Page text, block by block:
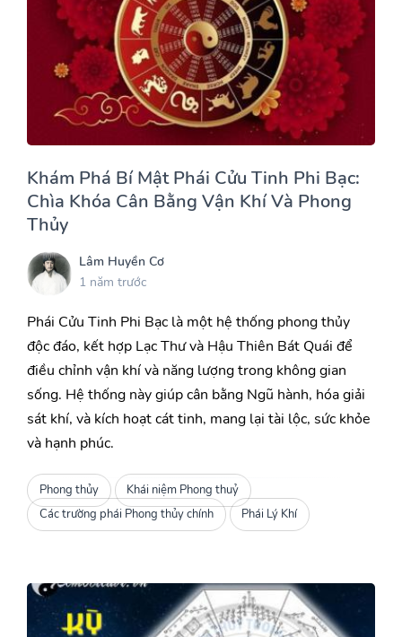
Khám Phá Bí Mật Phái Cửu Tinh Phi Bạc:
Chìa Khóa Cân Bằng Vận Khí Và Phong
Thủy
Lâm Huyền Cơ
1 năm trước
Phái Cửu Tinh Phi Bạc là một hệ thống phong thủy
độc đáo, kết hợp Lạc Thư và Hậu Thiên Bát Quái để
điều chỉnh vận khí và năng lượng trong không gian
sống. Hệ thống này giúp cân bằng Ngũ hành, hóa giải
sát khí, và kích hoạt cát tinh, mang lại tài lộc, sức khỏe
và hạnh phúc.
Phong thủy
Khái niệm Phong thuỷ
Các trường phái Phong thủy chính
Phái Lý Khí